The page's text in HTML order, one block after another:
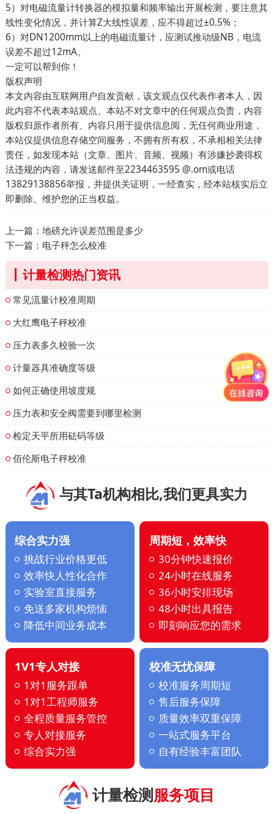
5）对电磁流量计转换器的模拟量和频率输出开展检测，要注意其
线性变化情况，并计算Z大线性误差，应不得超过±0.5%；
6）对DN1200mm以上的电磁流量计，应测试推动级NB，电流
误差不超过12mA。
一定可以帮到你！
版权声明
本文内容由互联网用户自发贡献，该文观点仅代表作者本人，因
此内容不代表本站观点、本站不对文章中的任何观点负责，内容
版权归原作者所有、内容只用于提供信息阅，无任何商业用途，
本站仅提供信息存储空间服务，不拥有所有权，不承相相关法律
责任，如发现本站（文章、图片、音频、视频）有涉嫌抄袭得权
法违规的内容，请发送邮件至2234463595 @.om或电话
13829138856举报，并提供关证明，一经查实，经本站核实后立
即删除、维护您的正当权益。
上一篇： 地磅允许误差范围是多少
下一篇： 电子秤怎么校准
计量检测热门资讯
常见流量计校准周期
大红鹰电子秤校准
压力表多久校验一次
计量器具准确度等级
如何正确使用坡度规
压力表和安全阀需要到哪里检测
检定天平所用砝码等级
佰伦斯电子秤校准
与其Ta机构相比,我们更具实力
综合实力强
挑战行业价格更低
效率快人性化合作
实验室直接服务
免送多家机构烦恼
降低中间业务成本
周期短，效率快
30分钟快速报价
24小时在线服务
36小时安排现场
48小时出具报告
即刻响应您的需求
1V1专人对接
1对1服务跟单
1对1工程师服务
全程质量服务管控
专人对接服务
综合实力强
校准无忧保障
校准服务周期短
售后服务保障
质量效率双重保障
一站式服务平台
自有经验丰富团队
计量检测服务项目